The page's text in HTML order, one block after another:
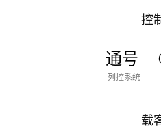
控
通号
列控系统
载